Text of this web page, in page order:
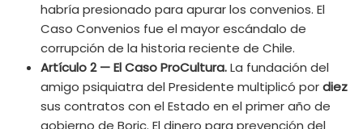
habría presionado para apurar los convenios. El
Caso Convenios fue el mayor escándalo de
corrupción de la historia reciente de Chile.
Artículo 2 — El Caso ProCultura.La fundación del
amigo psiquiatra del Presidente multiplicó pordiez
sus contratos con el Estado en el primer año de